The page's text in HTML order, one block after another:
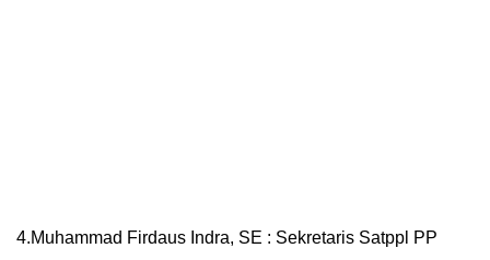
4.Muhammad Firdaus Indra, SE : Sekretaris Satppl PP